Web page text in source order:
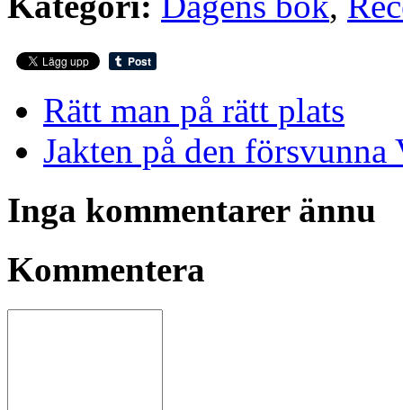
Rätt man på rätt plats
Jakten på den försvunna
Inga kommentarer ännu
Kommentera